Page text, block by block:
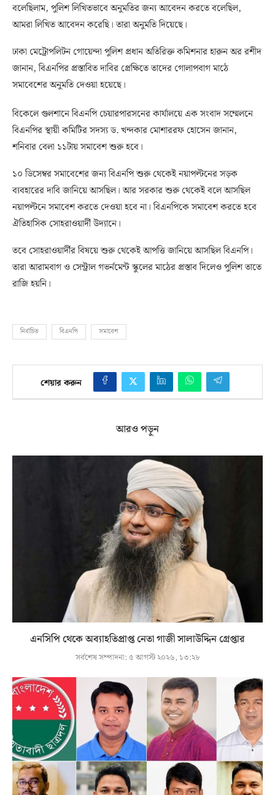
বলেছিলাম, পুলিশ লিখিতভাবে অনুমতির জন্য আবেদন করতে বলেছিল,
আমরা লিখিত আবেদন করেছি। তারা অনুমতি দিয়েছে।
ঢাকা মেট্রোপলিটন গোয়েন্দা পুলিশ প্রধান অতিরিক্ত কমিশনার হারুন অর রশীদ
জানান, বিএনপির প্রস্তাবিত দাবির প্রেক্ষিতে তাদের গোলাপবাগ মাঠে
সমাবেশের অনুমতি দেওয়া হয়েছে।
বিকেলে গুলশানে বিএনপি চেয়ারপারসনের কার্যালয়ে এক সংবাদ সম্মেলনে
বিএনপির স্থায়ী কমিটির সদস্য ড. খন্দকার মোশাররফ হোসেন জানান,
শনিবার বেলা ১১টায় সমাবেশ শুরু হবে।
১০ ডিসেম্বর সমাবেশের জন্য বিএনপি শুরু থেকেই নয়াপল্টনের সড়ক
ব্যবহারের দাবি জানিয়ে আসছিল। আর সরকার শুরু থেকেই বলে আসছিল
নয়াপল্টনে সমাবেশ করতে দেওয়া হবে না। বিএনপিকে সমাবেশ করতে হবে
ঐতিহাসিক সোহরাওয়ার্দী উদ্যানে।
তবে সোহরাওয়ার্দীর বিষয়ে শুরু থেকেই আপত্তি জানিয়ে আসছিল বিএনপি।
তারা আরামবাগ ও সেন্ট্রাল গভর্নমেন্ট স্কুলের মাঠের প্রস্তাব দিলেও পুলিশ তাতে
রাজি হয়নি।
নির্বাচিত বিএনপি সমাবেশ
শেয়ার করুন
আরও পড়ুন
এনসিপি থেকে অব্যাহতিপ্রাপ্ত নেতা গাজী সালাউদ্দিন গ্রেপ্তার
সর্বশেষ সম্পাদনা: ৫ আগস্ট ২০২৬, ১৩:২৮